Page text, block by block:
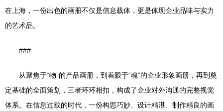
在上海，一份出色的画册不仅是信息载体，更是体现企业品味与实力
的艺术品。
###
从聚焦于“物”的产品画册，到着眼于“魂”的企业形象画册，再到奠
定基础的全面策划，三者环环相扣，构成了企业对外沟通的完整视觉
体系。在信息过载的时代，一份构思巧妙、设计精湛、制作精良的画